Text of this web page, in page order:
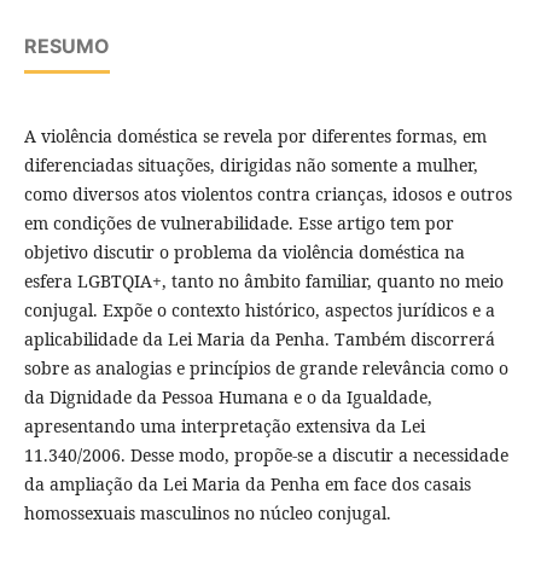
RESUMO
A violência doméstica se revela por diferentes formas, em
diferenciadas situações, dirigidas não somente a mulher,
como diversos atos violentos contra crianças, idosos e outros
em condições de vulnerabilidade. Esse artigo tem por
objetivo discutir o problema da violência doméstica na
esfera LGBTQIA+, tanto no âmbito familiar, quanto no meio
conjugal. Expõe o contexto histórico, aspectos jurídicos e a
aplicabilidade da Lei Maria da Penha. Também discorrerá
sobre as analogias e princípios de grande relevância como o
da Dignidade da Pessoa Humana e o da Igualdade,
apresentando uma interpretação extensiva da Lei
11.340/2006. Desse modo, propõe-se a discutir a necessidade
da ampliação da Lei Maria da Penha em face dos casais
homossexuais masculinos no núcleo conjugal.